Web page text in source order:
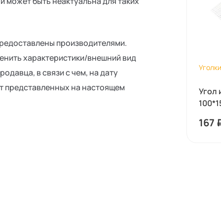
производителями.
характеристики/внешний вид
в связи с чем, на дату
представленных на настоящем
Угол
167